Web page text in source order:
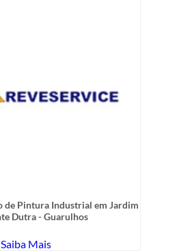
de Pintura Industrial em Jardim
Dutra - Guarulhos
Saiba Mais